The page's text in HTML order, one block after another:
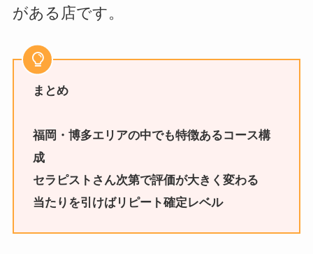
がある店です。
まとめ
福岡・博多エリアの中でも特徴あるコース構
成
セラピストさん次第で評価が大きく変わる
当たりを引けばリピート確定レベル